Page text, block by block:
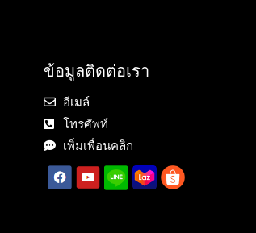
ข้อมูลติดต่อเรา
อีเมล์
โทรศัพท์
เพิ่มเพื่อนคลิก